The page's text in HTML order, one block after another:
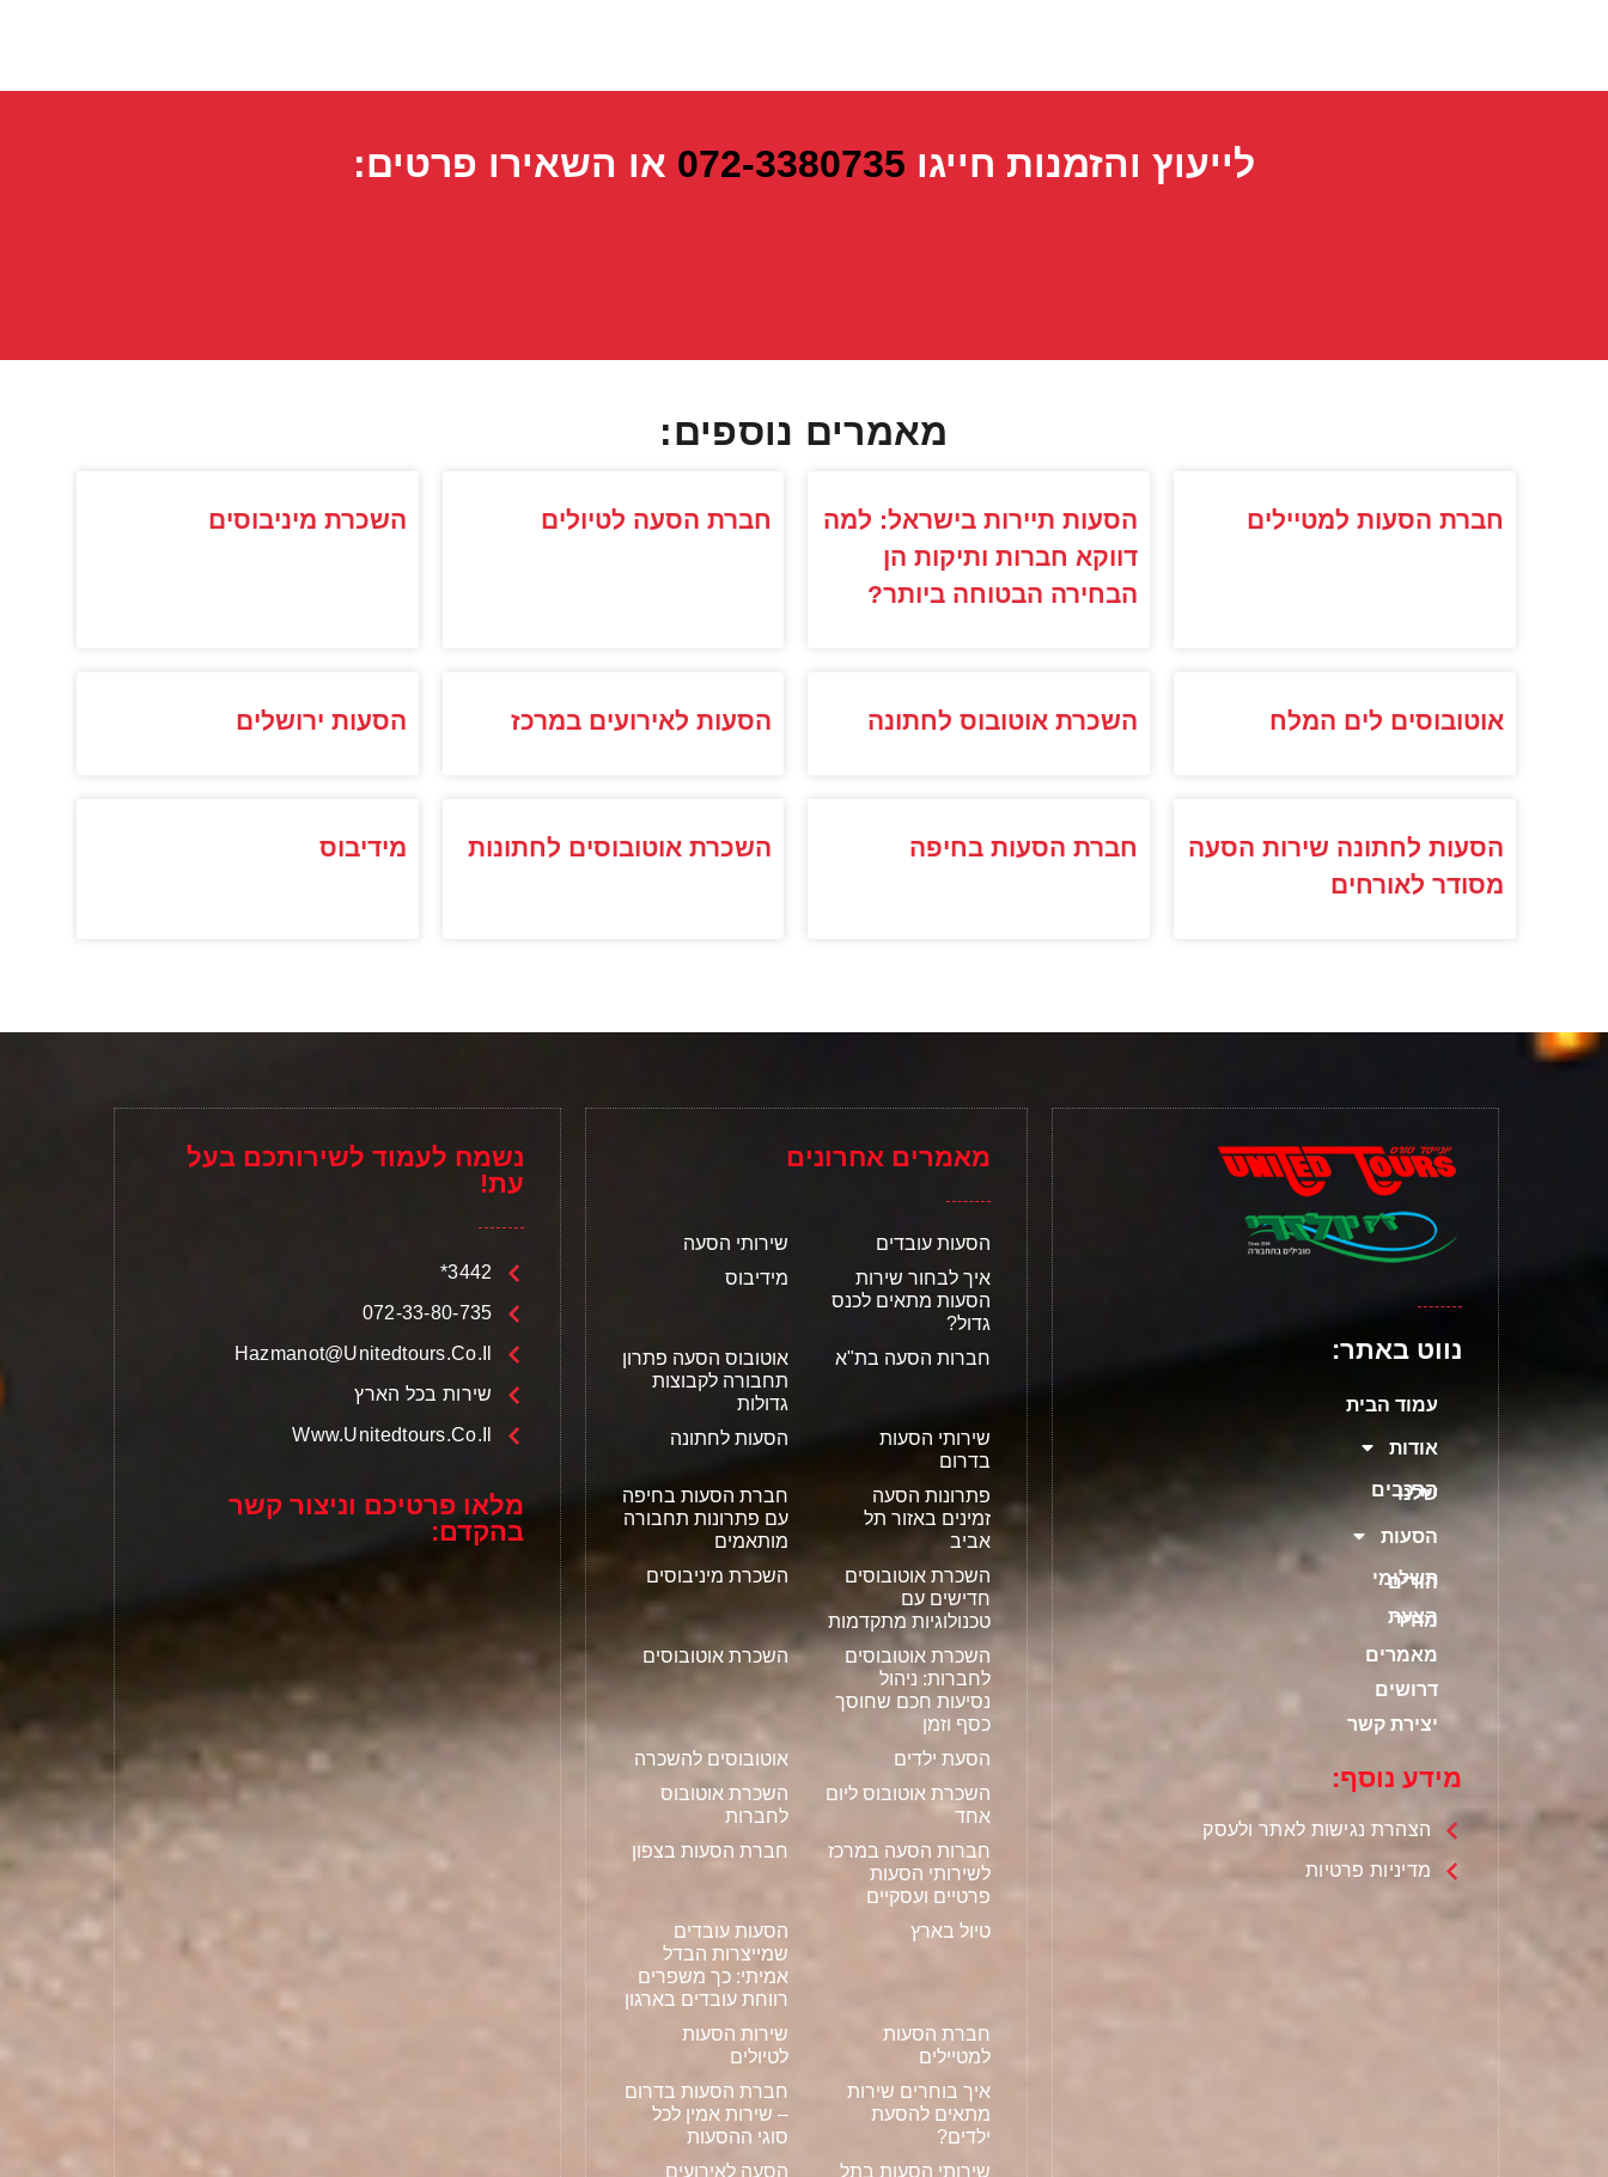
לייעוץ והזמנות חייגו 072-3380735 או השאירו פרטים:
מאמרים נוספים:
חברת הסעות למטיילים
הסעות תיירות בישראל: למה
דווקא חברות ותיקות הן
הבחירה הבטוחה ביותר?
חברת הסעה לטיולים השכרת מיניבוסים
אוטובוסים לים המלח השכרת אוטובוס לחתונה הסעות לאירועים במרכז הסעות ירושלים
הסעות לחתונה שירות הסעה
מסודר לאורחים
חברת הסעות בחיפה השכרת אוטובוסים לחתונות מידיבוס
נווט באתר:
עמוד הבית
אודות
הרכבים
שלנו
הסעות
תשלומי
הורים
הצעת
מחיר
מאמרים
דרושים
יצירת קשר
מידע נוסף:
הצהרת נגישות לאתר ולעסק
מדיניות פרטיות
מאמרים אחרונים
הסעות עובדים
שירותי הסעה
איך לבחור שירות
הסעות מתאים לכנס
גדול?
מידיבוס
חברות הסעה בת"א
אוטובוס הסעה פתרון
תחבורה לקבוצות
גדולות
שירותי הסעות
בדרום
הסעות לחתונה
פתרונות הסעה
זמינים באזור תל
אביב
חברת הסעות בחיפה
עם פתרונות תחבורה
מותאמים
השכרת אוטובוסים
חדישים עם
טכנולוגיות מתקדמות
השכרת מיניבוסים
השכרת אוטובוסים
לחברות: ניהול
נסיעות חכם שחוסך
כסף וזמן
השכרת אוטובוסים
הסעת ילדים
אוטובוסים להשכרה
השכרת אוטובוס ליום
אחד
השכרת אוטובוס
לחברות
חברות הסעה במרכז
לשירותי הסעות
פרטיים ועסקיים
חברת הסעות בצפון
טיול בארץ
הסעות עובדים
שמייצרות הבדל
אמיתי: כך משפרים
רווחת עובדים בארגון
חברת הסעות
למטיילים
שירות הסעות
לטיולים
איך בוחרים שירות
מתאים להסעת
ילדים?
חברת הסעות בדרום
– שירות אמין לכל
סוגי ההסעות
שירותי הסעות בתל
הסעה לאירועים
נשמח לעמוד לשירותכם בעל
עת!
3442*
072-33-80-735
Hazmanot@unitedtours.co.il
שירות בכל הארץ
Www.unitedtours.co.il
מלאו פרטיכם וניצור קשר
בהקדם: